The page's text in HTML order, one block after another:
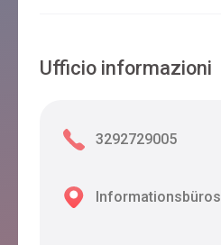
Ufficio informazioni
3292729005
Informationsbüros